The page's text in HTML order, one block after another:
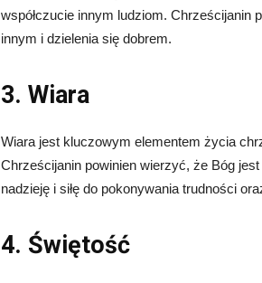
współczucie innym ludziom. Chrześcijanin
innym i dzielenia się dobrem.
3. Wiara
Wiara jest kluczowym elementem życia
Chrześcijanin powinien wierzyć, że Bóg
nadzieję i siłę do pokonywania trudności
4. Świętość